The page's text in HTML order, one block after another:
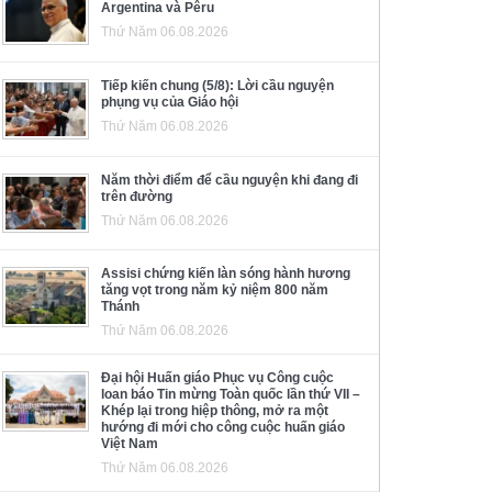
Argentina và Pêru
Thứ Năm 06.08.2026
Tiếp kiến chung (5/8): Lời cầu nguyện
phụng vụ của Giáo hội
Thứ Năm 06.08.2026
Năm thời điểm để cầu nguyện khi đang đi
trên đường
Thứ Năm 06.08.2026
Assisi chứng kiến làn sóng hành hương
tăng vọt trong năm kỷ niệm 800 năm
Thánh
Thứ Năm 06.08.2026
Đại hội Huấn giáo Phục vụ Công cuộc
loan báo Tin mừng Toàn quốc lần thứ VII –
Khép lại trong hiệp thông, mở ra một
hướng đi mới cho công cuộc huấn giáo
Việt Nam
Thứ Năm 06.08.2026